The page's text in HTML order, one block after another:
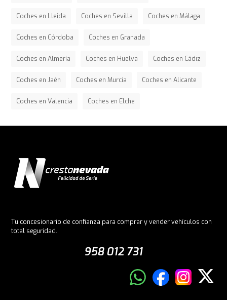
Coches en Lleida Coches en Sevilla Coches en Málaga
Coches en Córdoba Coches en Granada
Coches en Almería Coches en Huelva Coches en Cádiz
Coches en Jaén Coches en Murcia Coches en Alicante
Coches en Valencia Coches en Elche
Tu concesionario de confianza para comprar y vender vehículos con
total seguridad.
958 012 731